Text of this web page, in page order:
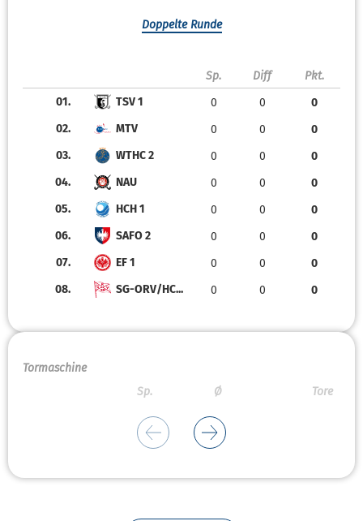
Doppelte Runde
Sp. Diff
Pkt.
01.
TSV 1 0 0
0
02.
MTV 0 0
0
03.
WTHC 2 0 0
0
04.
NAU 0 0
0
05.
HCH 1 0 0
0
06.
SAFO 2 0 0
0
07.
EF 1 0 0
0
08.
SG-ORV/HC... 0 0 0
Tormaschine
Sp.
Ø Tore